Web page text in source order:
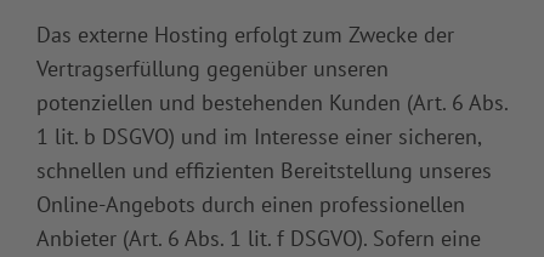
Das externe Hosting erfolgt zum Zwecke der
Vertragserfüllung gegenüber unseren
potenziellen und bestehenden Kunden (Art. 6 Abs.
1 lit. b DSGVO) und im Interesse einer sicheren,
schnellen und effizienten Bereitstellung unseres
Online-Angebots durch einen professionellen
Anbieter (Art. 6 Abs. 1 lit. f DSGVO). Sofern eine